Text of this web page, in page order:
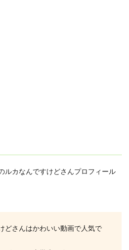
ルカなんですけどさんプロフィール
どさんはかわいい動画で人気で